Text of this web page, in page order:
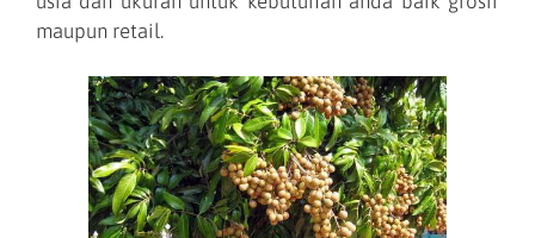
maupun retail.